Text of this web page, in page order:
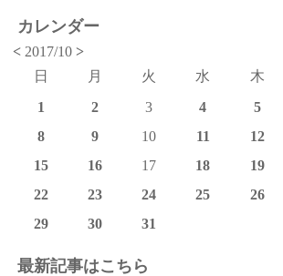
カレンダー
< 2017/10>
日
月 火 水 木
1
2 3 4 5
8
9 10 11 12
15
16 17 18 19
22
23 24 25 26
29
30 31
最新記事はこちら